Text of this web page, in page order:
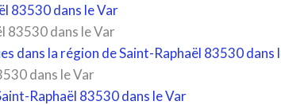
83530 dans le Var
83530 dans le Var
dans la région de Saint-Raphaël 83530 dans
dans le Var
Raphaël 83530 dans le Var